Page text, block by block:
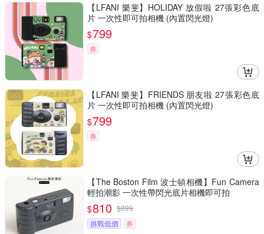
【LFANI 樂斐】HOLIDAY 放假啦 27張彩色底
片 一次性即可拍相機 (內置閃光燈)
$799
券
【LFANI 樂斐】FRIENDS 朋友啦 27張彩色底
片 一次性即可拍相機 (內置閃光燈)
$799
券
【The Boston Film 波士頓相機】Fun Camera
輕拍潮影 一次性帶閃光底片相機即可拍
$810 $899
挑戰低價
券